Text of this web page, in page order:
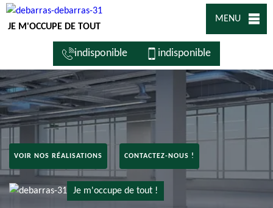
JE M'OCCUPE DE TOUT
MENU
indisponible indisponible
VOIR NOS RÉALISATIONS CONTACTEZ-NOUS !
Je m'occupe de tout !